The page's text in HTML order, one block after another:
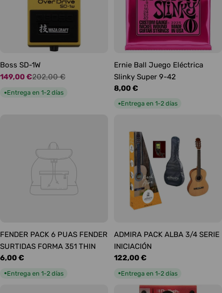
Boss SD-1W
Precio
de
149,00 €
Precio
habitual
202,00 €
●Entrega en 1-2 días
Ernie Ball Juego Eléctrica
Slinky Super 9-42
Precio
habitual
8,00 €
●Entrega en 1-2 días
FENDER PACK 6 PUAS FENDER
SURTIDAS FORMA 351 THIN
Precio
6,00 €
●Entrega en 1-2 días
ADMIRA PACK ALBA 3/4 SERIE
INICIACIÓN
Precio
122,00 €
●Entrega en 1-2 días